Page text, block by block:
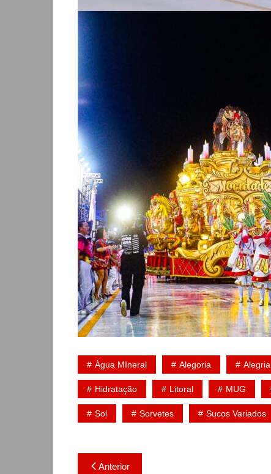
Água MIneral Alegoria Alegria
Hidratação Litoral MUG
Sol Sorvetes Sucos Variados
Navegação
Anterior